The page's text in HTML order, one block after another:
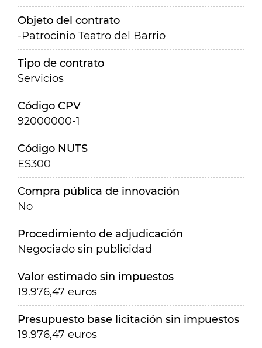
Objeto del contrato
-Patrocinio Teatro del Barrio
Tipo de contrato
Servicios
Código CPV
92000000-1
Código NUTS
ES300
Compra pública de innovación
No
Procedimiento de adjudicación
Negociado sin publicidad
Valor estimado sin impuestos
19.976,47 euros
Presupuesto base licitación sin impuestos
19.976,47 euros